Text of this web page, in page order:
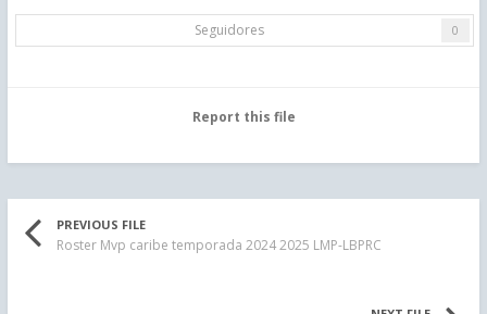
Seguidores 0
Report this file
PREVIOUS FILE
Roster Mvp caribe temporada 2024 2025 LMP-LBPRC